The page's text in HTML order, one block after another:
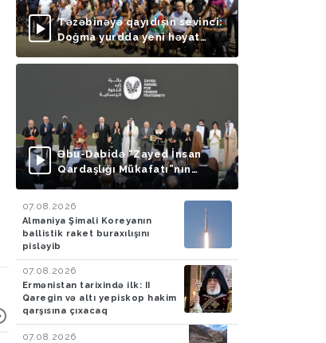
Təzəbinəyə qayıdışın sevinci:
Doğma yurdda yeni həyat
başlayır
Əbu-Dabidə “Zayed İnsan
Qardaşlığı Mükafatı”nın
təqdimolunma mərasimi
07.08.2026
Almaniya Şimali Koreyanın
ballistik raket buraxılışını
pisləyib
07.08.2026
Ermənistan tarixində ilk: II
Qaregin və altı yepiskop hakim
qarşısına çıxacaq
07.08.2026